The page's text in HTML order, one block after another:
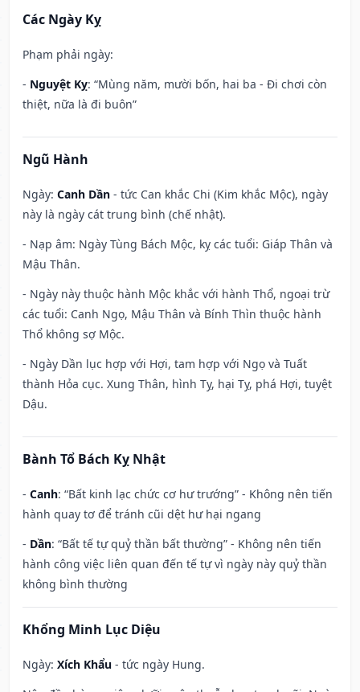
Các Ngày Kỵ
Phạm phải ngày:
- Nguyệt Kỵ: “Mùng năm, mười bốn, hai ba - Đi chơi còn
thiệt, nữa là đi buôn”
Ngũ Hành
Ngày: Canh Dần - tức Can khắc Chi (Kim khắc Mộc), ngày
này là ngày cát trung bình (chế nhật).
- Nạp âm: Ngày Tùng Bách Mộc, kỵ các tuổi: Giáp Thân và
Mậu Thân.
- Ngày này thuộc hành Mộc khắc với hành Thổ, ngoại trừ
các tuổi: Canh Ngọ, Mậu Thân và Bính Thìn thuộc hành
Thổ không sợ Mộc.
- Ngày Dần lục hợp với Hợi, tam hợp với Ngọ và Tuất
thành Hỏa cục. Xung Thân, hình Tỵ, hại Tỵ, phá Hợi, tuyệt
Dậu.
Bành Tổ Bách Kỵ Nhật
- Canh: “Bất kinh lạc chức cơ hư trướng” - Không nên tiến
hành quay tơ để tránh cũi dệt hư hại ngang
- Dần: “Bất tế tự quỷ thần bất thường” - Không nên tiến
hành công việc liên quan đến tế tự vì ngày này quỷ thần
không bình thường
Khổng Minh Lục Diệu
Ngày: Xích Khẩu - tức ngày Hung.